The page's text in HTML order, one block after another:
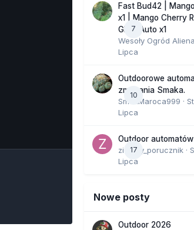
7
Fast Bud42 |
x1 | Mango Cherry
GMO Auto x1
Wesoły Ogród Aliena
Lipca
10
Outdoorowe
zmagania Smaka.
SmakMaroca999 ·
Lipca
17
Outdoor
zielony_porucznik ·
Lipca
Nowe posty
Outdoor 2026